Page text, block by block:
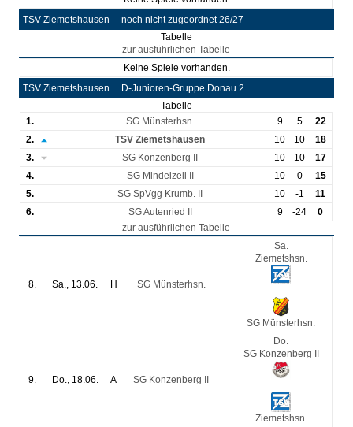
TSV Ziemetshausen
noch nicht zugeordnet 26/27
Tabelle
zur ausführlichen Tabelle
Keine Spiele vorhanden.
TSV Ziemetshausen
D-Junioren-Gruppe Donau 2
Tabelle
1.
SG Münsterhsn. 9 5
22
2.
TSV Ziemetshausen 10 10
18
3.
SG Konzenberg II 10 10
17
4.
SG Mindelzell II 10 0
15
5.
SG SpVgg Krumb. II 10 -1
11
6.
SG Autenried II 9 -24
0
zur ausführlichen Tabelle
8. Sa., 13.06. H SG Münsterhsn.
Sa.
Ziemetshsn.
SG Münsterhsn.
9. Do., 18.06. A SG Konzenberg II
Do.
SG Konzenberg II
Ziemetshsn.